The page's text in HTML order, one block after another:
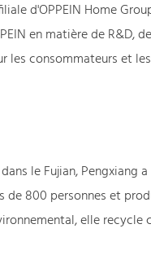
d'OPPEIN Home
en matière de
les consommateurs et
le Fujian,
de 800 personnes et
elle recycle